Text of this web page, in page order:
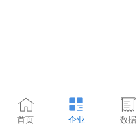
首页 企业 数据